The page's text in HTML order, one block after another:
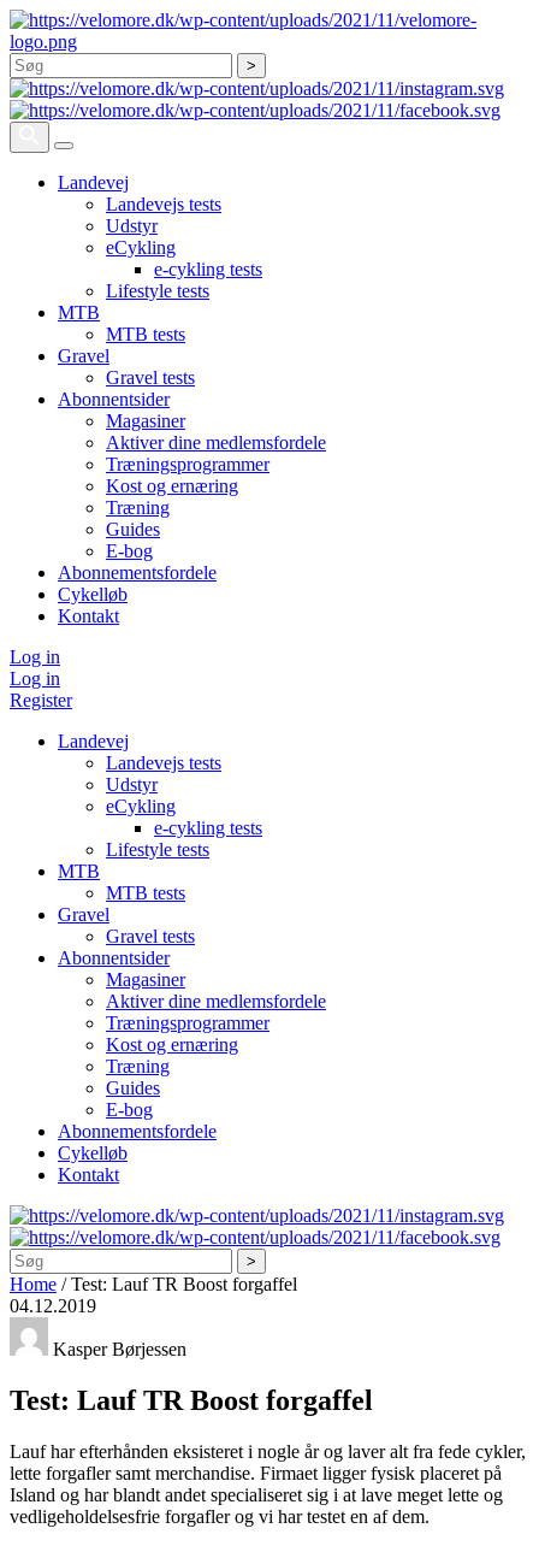
Søg
Landevej
Landevejs tests
Udstyr
eCykling
e-cykling tests
Lifestyle tests
MTB
MTB tests
Gravel
Gravel tests
Abonnentsider
Magasiner
Aktiver dine medlemsfordele
Træningsprogrammer
Kost og ernæring
Træning
Guides
E-bog
Abonnementsfordele
Cykelløb
Kontakt
Log in
Log in
Register
Landevej
Landevejs tests
Udstyr
eCykling
e-cykling tests
Lifestyle tests
MTB
MTB tests
Gravel
Gravel tests
Abonnentsider
Magasiner
Aktiver dine medlemsfordele
Træningsprogrammer
Kost og ernæring
Træning
Guides
E-bog
Abonnementsfordele
Cykelløb
Kontakt
Søg
Home /Test: Lauf TR Boost forgaffel
04.12.2019
Kasper Børjessen
Test: Lauf TR Boost forgaffel
Lauf har efterhånden eksisteret i nogle år og laver alt fra fede cykler,
lette forgafler samt merchandise. Firmaet ligger fysisk placeret på
Island og har blandt andet specialiseret sig i at lave meget lette og
vedligeholdelsesfrie forgafler og vi har testet en af dem.